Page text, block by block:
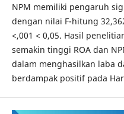
NPM memiliki pengaruh
dengan nilai F-hitung
<,001 < 0,05. Hasil
semakin tinggi ROA dan
dalam menghasilkan laba
berdampak positif pada